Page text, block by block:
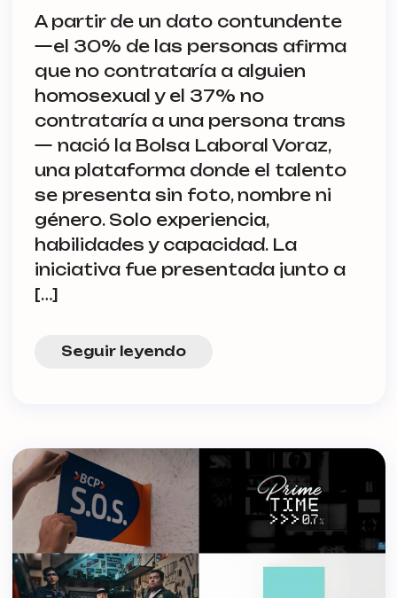
A partir de un dato contundente
—el 30% de las personas afirma
que no contrataría a alguien
homosexual y el 37% no
contrataría a una persona trans
— nació la Bolsa Laboral Voraz,
una plataforma donde el talento
se presenta sin foto, nombre ni
género. Solo experiencia,
habilidades y capacidad. La
iniciativa fue presentada junto a
[…]
Seguir leyendo